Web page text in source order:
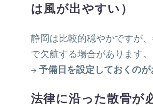
は風が出やすい）
静岡は比較的穏やかですが
で欠航する場合があります。
→ 予備日を設定しておくの
法律に沿った散骨が